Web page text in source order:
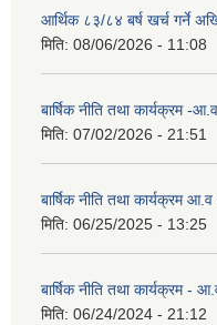
आर्थिक ८३/८४ बर्ष खर्च गर्ने
मिति: 08/06/2026 - 11:08
बार्षिक नीति तथा कार्यक्रम -
मिति: 07/02/2026 - 21:51
बार्षिक नीति तथा कार्यक्रम
मिति: 06/25/2025 - 13:25
बार्षिक नीति तथा कार्यक्रम
मिति: 06/24/2024 - 21:12